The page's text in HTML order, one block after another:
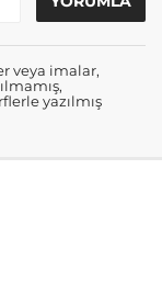
veya imalar,
yazılmış